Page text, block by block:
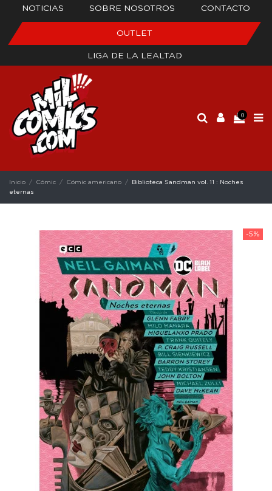
NOTICIAS SOBRE NOSOTROS CONTACTO
OUTLET
LIGA DE LA LEALTAD
0
Inicio Cómic Cómic americano
Biblioteca Sandman vol. 11 : Noches
eternas
-5%